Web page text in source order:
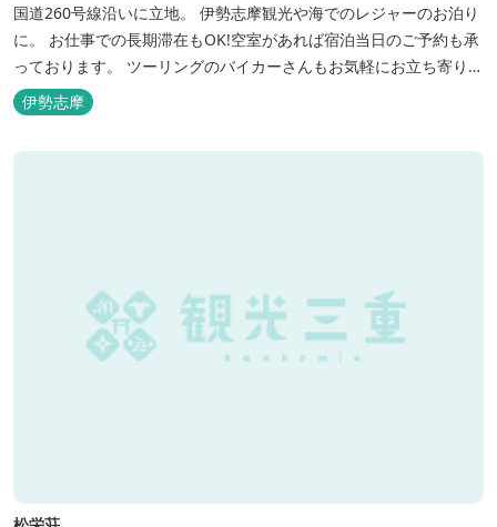
国道260号線沿いに立地。 伊勢志摩観光や海でのレジャーのお泊り
に。 お仕事での長期滞在もOK!空室があれば宿泊当日のご予約も承
っております。 ツーリングのバイカーさんもお気軽にお立ち寄りく
ださい。
伊勢志摩